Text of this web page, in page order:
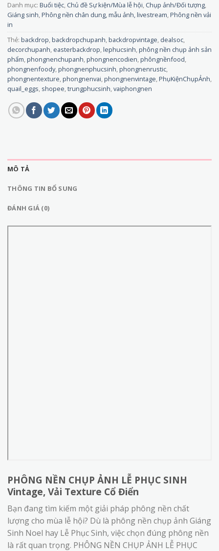
Danh mục: Buổi tiệc, Chủ đề Sự kiện/Mùa lễ hội, Chụp ảnh/Đối tượng,
Giáng sinh,Phông nền chân dung, mẫu ảnh, livestream,Phông nền vải
in
Thẻ: backdrop,backdropchupanh,backdropvintage, dealsoc,
decorchupanh, easterbackdrop,lephucsinh,phông nền chụp ảnh sản
phẩm,phongnenchupanh,phongnencodien,phôngnềnfood,
phongnenfoody,phongnenphucsinh,phongnenrustic,
phongnentexture,phongnenvai,phongnenvintage,PhụKiệnChụpẢnh,
quail_eggs, shopee,trungphucsinh,vaiphongnen
MÔ TẢ
THÔNG TIN BỔ SUNG
ĐÁNH GIÁ (0)
PHÔNG NỀN CHỤP ẢNH LỄ PHỤC SINH
Vintage, Vải Texture Cổ Điển
Bạn đang tìm kiếm một giải pháp phông nền chất
lượng cho mùa lễ hội? Dù là phông nền chụp ảnh Giáng
Sinh Noel hay Lễ Phục Sinh, việc chọn đúng phông nền
là rất quan trọng. PHÔNG NỀN CHỤP ẢNH LỄ PHỤC